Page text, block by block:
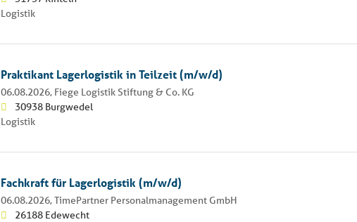
Logistik
Praktikant Lagerlogistik in Teilzeit (m/w/d)
06.08.2026, Fiege Logistik Stiftung & Co. KG
30938 Burgwedel
Logistik
Fachkraft für Lagerlogistik (m/w/d)
06.08.2026,TimePartner Personalmanagement GmbH
26188 Edewecht